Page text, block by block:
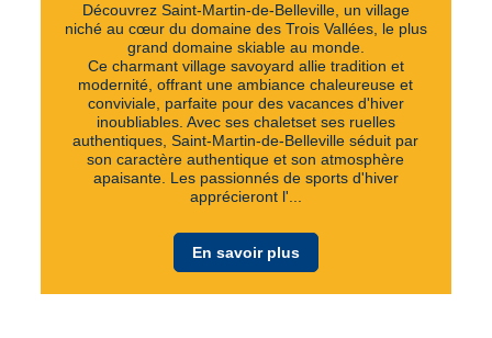
Découvrez Saint-Martin-de-Belleville, un village
niché au cœur du domaine des Trois Vallées, le plus
grand domaine skiable au monde.
Ce charmant village savoyard allie tradition et
modernité, offrant une ambiance chaleureuse et
conviviale, parfaite pour des vacances d'hiver
inoubliables. Avec ses chaletset ses ruelles
authentiques, Saint-Martin-de-Belleville séduit par
son caractère authentique et son atmosphère
apaisante. Les passionnés de sports d'hiver
apprécieront l'...
En savoir plus